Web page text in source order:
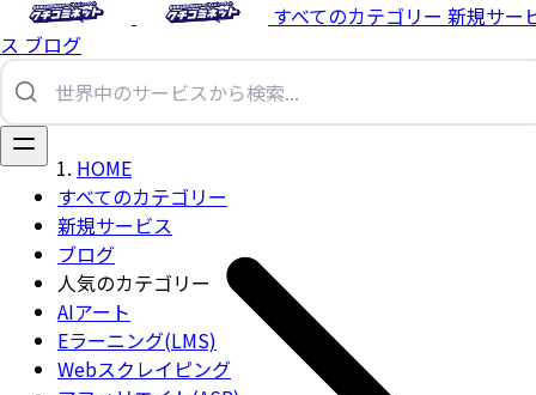
すべてのカテゴリー 新規サー
ス ブログ
すべてのカテゴリー
新規サービス
ブログ
人気のカテゴリー
AIアート
Eラーニング(LMS)
Webスクレイピング
HOME